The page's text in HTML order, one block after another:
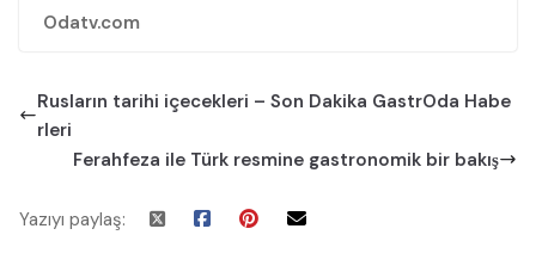
Odatv.com
Rusların tarihi içecekleri – Son Dakika GastrOda Habe
rleri
Ferahfeza ile Türk resmine gastronomik bir bakış
Yazıyı paylaş: